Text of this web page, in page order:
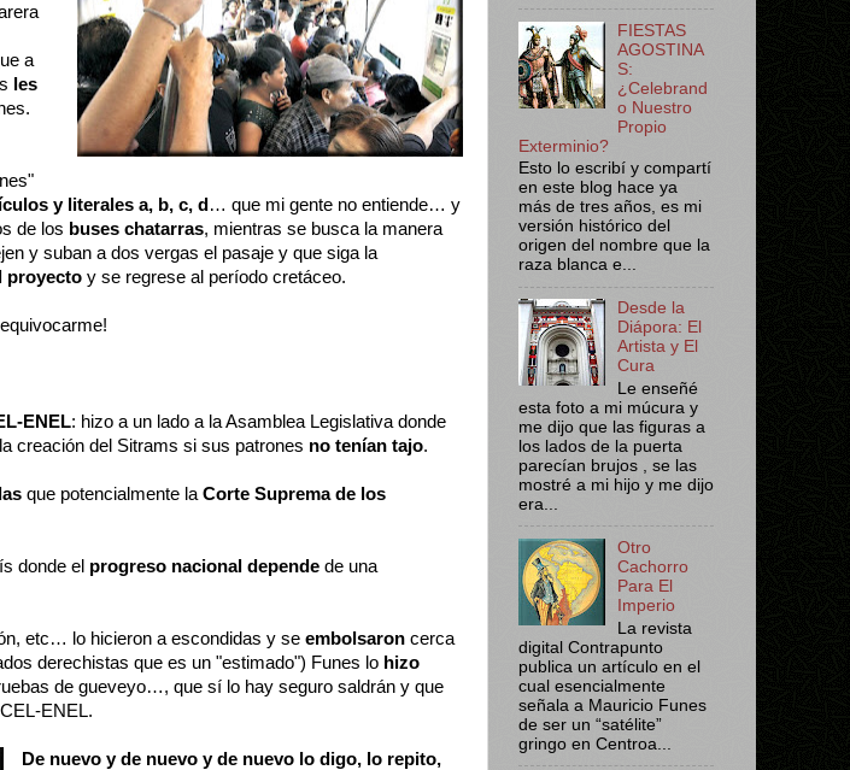
a
les
y literales a, b, c, d… que mi gente no entiende… y
de los buses chatarras, mientras se busca la manera
y suban a dos vergas el pasaje y que siga la
proyecto y se regrese al período cretáceo.
ENEL: hizo a un lado a la Asamblea Legislativa donde
la creación del Sitrams si sus patrones no tenían tajo.
que potencialmente la Corte Suprema de los
donde el progreso nacional depende de una
etc… lo hicieron a escondidas y se embolsaron cerca
derechistas que es un "estimado") Funes lo hizo
de gueveyo…, que sí lo hay seguro saldrán y que
ENEL.
De nuevo y de nuevo y de nuevo lo digo, lo repito,
FIESTAS
AGOSTINA
S:
¿Celebrand
o Nuestro
Propio
Exterminio?
Esto lo escribí y compartí
en este blog hace ya
más de tres años, es mi
versión histórico del
origen del nombre que la
raza blanca e...
Desde la
Diápora: El
Artista y El
Cura
Le enseñé
esta foto a mi múcura y
me dijo que las figuras a
los lados de la puerta
parecían brujos , se las
mostré a mi hijo y me dijo
era...
Otro
Cachorro
Para El
Imperio
La revista
digital Contrapunto
publica un artículo en el
cual esencialmente
señala a Mauricio Funes
de ser un “satélite”
gringo en Centroa...